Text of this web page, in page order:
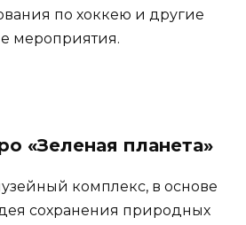
по хоккею и другие
мероприятия.
«Зеленая планета»
комплекс, в основе
сохранения природных